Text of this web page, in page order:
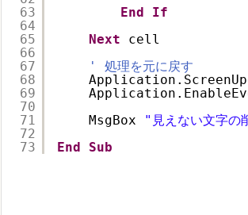
63
64
65
66
67
68
69
70
71
72
73
End
If
Next
cell
' 処理を元に戻す
MsgBox
"見えない文字の
End
Sub